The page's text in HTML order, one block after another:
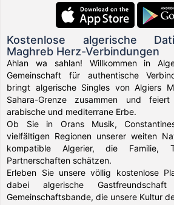
Kostenlose algerische
Maghreb Herz-Verbindungen
Ahlan wa sahlan! Willkommen in
Gemeinschaft für authentische
bringt algerische Singles von Algiers
Sahara-Grenze zusammen und
arabische und mediterrane Erbe.
Ob Sie in Orans Musik,
vielfältigen Regionen unserer weiten
kompatible Algerier, die Familie,
Partnerschaften schätzen.
Erleben Sie unsere völlig kostenlose
dabei algerische
Gemeinschaftsbande, die unsere Kultur